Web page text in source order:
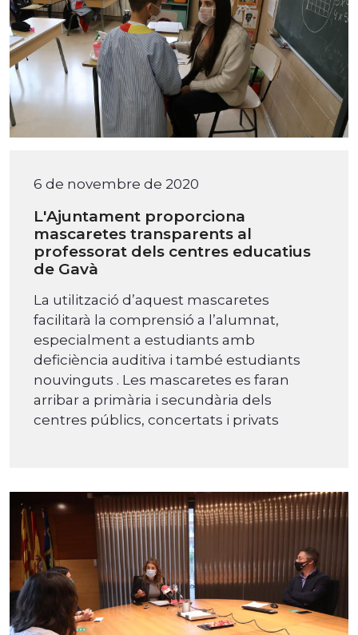
6 de novembre de 2020
L'Ajuntament proporciona
mascaretes transparents al
professorat dels centres educatius
de Gavà
La utilització d’aquest mascaretes
facilitarà la comprensió a l’alumnat,
especialment a estudiants amb
deficiència auditiva i també estudiants
nouvinguts . Les mascaretes es faran
arribar a primària i secundària dels
centres públics, concertats i privats